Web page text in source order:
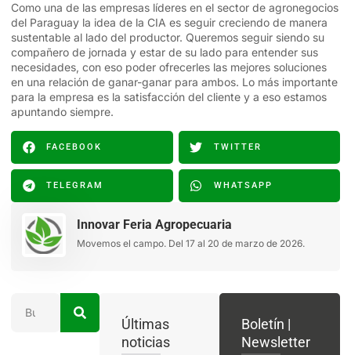
Como una de las empresas líderes en el sector de agronegocios
del Paraguay la idea de la CIA es seguir creciendo de manera
sustentable al lado del productor. Queremos seguir siendo su
compañero de jornada y estar de su lado para entender sus
necesidades, con eso poder ofrecerles las mejores soluciones
en una relación de ganar-ganar para ambos. Lo más importante
para la empresa es la satisfacción del cliente y a eso estamos
apuntando siempre.
FACEBOOK TWITTER
TELEGRAM WHATSAPP
Innovar Feria Agropecuaria
Movemos el campo. Del 17 al 20 de marzo de 2026.
Últimas
noticias
Boletín |
Newsletter